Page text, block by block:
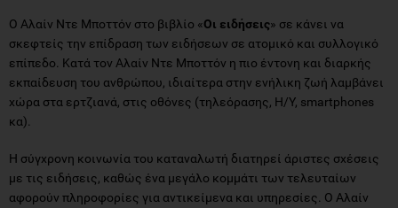
Ο Αλαίν Ντε Μποττόν στο βιβλίο «Οι ειδήσεις» σε κάνει να
σκεφτείς την επίδραση των ειδήσεων σε ατομικό και συλλογικό
επίπεδο. Κατά τον Αλαίν Ντε Μποττόν η πιο έντονη και διαρκής
εκπαίδευση του ανθρώπου, ιδιαίτερα στην ενήλικη ζωή λαμβάνει
χώρα στα ερτζιανά, στις οθόνες (τηλεόρασης, Η/Υ, smartphones
κα).
Η σύγχρονη κοινωνία του καταναλωτή διατηρεί άριστες σχέσεις
με τις ειδήσεις, καθώς ένα μεγάλο κομμάτι των τελευταίων
αφορούν πληροφορίες για αντικείμενα και υπηρεσίες. Ο Αλαίν